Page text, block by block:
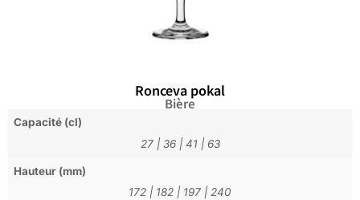
Ronceva pokal
Bière
Capacité (cl)
27| 36| 41| 63
Hauteur (mm)
172 | 182 | 197 | 240